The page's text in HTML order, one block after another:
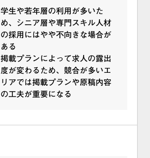
学生や若年層の利用が多いた
め、シニア層や専門スキル人材
の採用にはやや不向きな場合が
ある
掲載プランによって求人の露出
度が変わるため、競合が多いエ
リアでは掲載プランや原稿内容
の工夫が重要になる